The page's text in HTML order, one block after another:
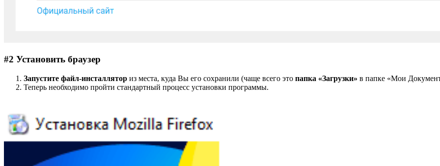
#2 Установить браузер
Запустите файл-инсталлятор из места, куда Вы его сохранили (чаще всего это папка «Загрузки» в папке «Мои
Теперь необходимо пройти стандартный процесс установки программы.